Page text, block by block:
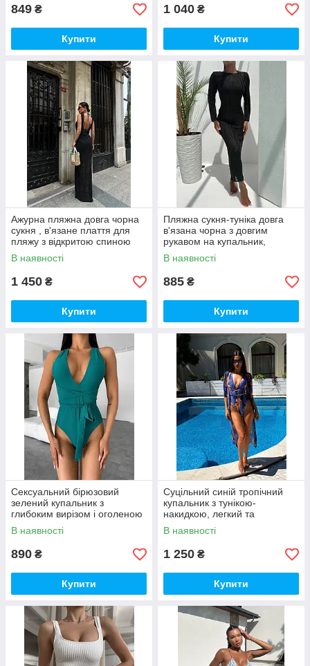
849 ₴
Купити
1 040 ₴
Купити
Ажурна пляжна довга чорна
сукня , в'язане плаття для
пляжу з відкритою спиною
В наявності
1 450 ₴
Купити
Пляжна сукня-туніка довга
в'язана чорна з довгим
рукавом на купальник,
Модель
В наявності
885 ₴
Купити
Сексуальний бірюзовий
зелений купальник з
глибоким вирізом і оголеною
спиною
В наявності
890 ₴
Купити
Суцільний синій тропічний
купальник з тунікою-
накидкою, легкий та
повітряний, як подих моря
В наявності
1 250 ₴
Купити